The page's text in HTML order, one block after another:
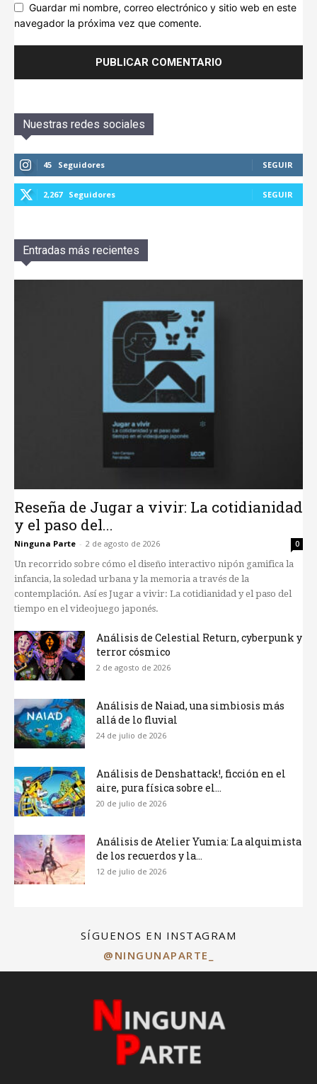
Guardar mi nombre, correo electrónico y sitio web en este
navegador la próxima vez que comente.
Nuestras redes sociales
45 Seguidores SEGUIR
2,267 Seguidores SEGUIR
Entradas más recientes
Reseña de Jugar a vivir: La cotidianidad
y el paso del...
Ninguna Parte - 2 de agosto de 2026 0
Un recorrido sobre cómo el diseño interactivo nipón gamifica la
infancia, la soledad urbana y la memoria a través de la
contemplación. Así es Jugar a vivir: La cotidianidad y el paso del
tiempo en el videojuego japonés.
Análisis de Celestial Return, cyberpunk y
terror cósmico
2 de agosto de 2026
Análisis de Naiad, una simbiosis más
allá de lo fluvial
24 de julio de 2026
Análisis de Denshattack!, ficción en el
aire, pura física sobre el...
20 de julio de 2026
Análisis de Atelier Yumia: La alquimista
de los recuerdos y la...
12 de julio de 2026
SÍGUENOS EN INSTAGRAM
@NINGUNAPARTE_